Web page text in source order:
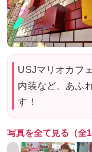
USJマリオカフ
内装など、あふ
す！
写真を全て見る（全